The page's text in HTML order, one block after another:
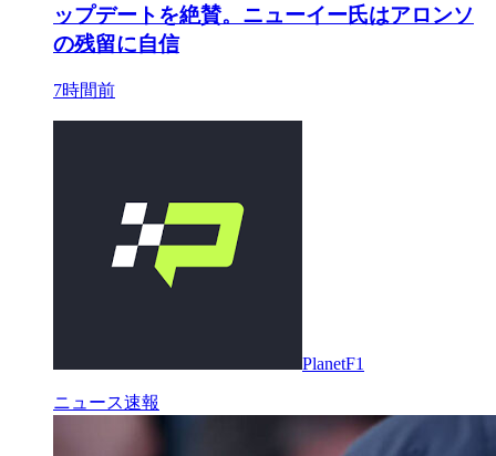
ップデートを絶賛。ニューイー氏はアロンソ
の残留に自信
7時間前
PlanetF1
ニュース速報